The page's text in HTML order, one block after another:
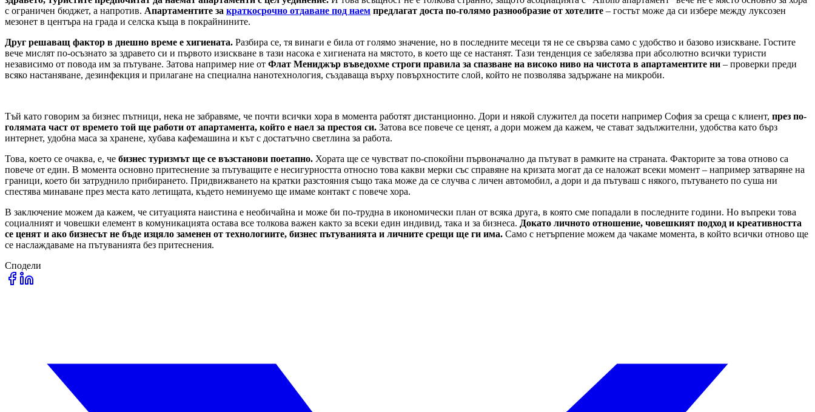
с ограничен бюджет, а напротив. Апартаментите за краткосрочно отдаване под наем предлагат доста по-голямо разнообразие от хотелите – гостът може да си избере между луксозен
мезонет в центъра на града и селска къща в покрайнините.
Друг решаващ фактор в днешно време е хигиената. Разбира се, тя винаги е била от голямо значение, но в последните месеци тя не се свързва само с удобство и базово изискване. Гостите
вече мислят по-осъзнато за здравето си и първото изискване в тази насока е хигиената на мястото, в което ще се настанят. Тази тенденция се забелязва при абсолютно всички туристи
независимо от повода им за пътуване. Затова например ние от Флат Мениджър въведохме строги правила за спазване на високо ниво на чистота в апартаментите ни – проверки преди
всяко настаняване, дезинфекция и прилагане на специална нанотехнология, създаваща върху повърхностите слой, който не позволява задържане на микроби.
Тъй като говорим за бизнес пътници, нека не забравяме, че почти всички хора в момента работят дистанционно. Дори и някой служител да посети например София за среща с клиент, през по-
голямата част от времето той ще работи от апартамента, който е наел за престоя си. Затова все повече се ценят, а дори можем да кажем, че стават задължителни, удобства като бърз
интернет, удобна маса за хранене, хубава кафемашина и кът с достатъчно светлина за работа.
Това, което се очаква, е, че бизнес туризмът ще се възстанови поетапно. Хората ще се чувстват по-спокойни първоначално да пътуват в рамките на страната. Факторите за това отново са
повече от един. В момента основно притеснение за пътуващите е несигурността относно това какви мерки със справяне на кризата могат да се наложат всеки момент – например затваряне на
граници, което би затруднило прибирането. Придвижването на кратки разстояния също така може да се случва с личен автомобил, а дори и да пътуваш с някого, пътуването по суша ни
спестява минаване през места като летищата, където неминуемо ще имаме контакт с повече хора.
В заключение можем да кажем, че ситуацията наистина е необичайна и може би по-трудна в икономически план от всяка друга, в която сме попадали в последните години. Но въпреки това
социалният и човешки елемент в комуникацията остава все толкова важен както за всеки един индивид, така и за бизнеса. Докато личното отношение, човешкият подход и креативността
се ценят и ако бизнесът не бъде изцяло заменен от технологиите, бизнес пътуванията и личните срещи ще ги има. Само с нетърпение можем да чакаме момента, в който всички отново ще
се наслаждаваме на пътуванията без притеснения.
Сподели